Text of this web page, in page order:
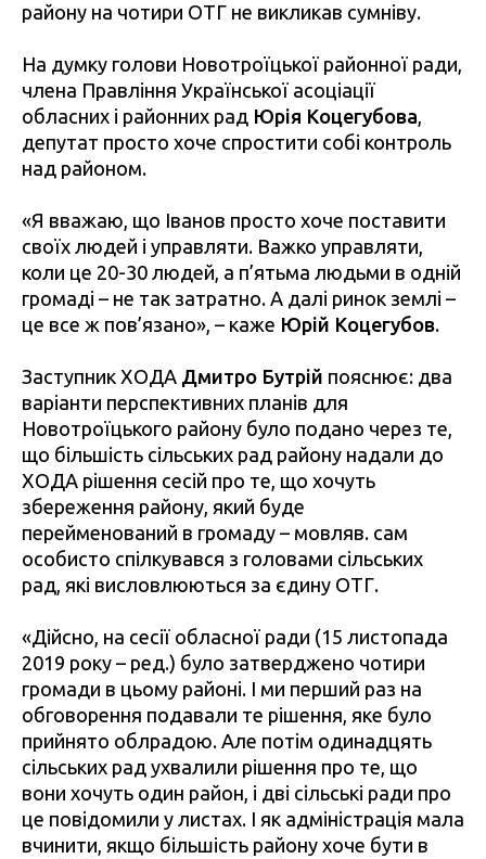
району на чотири ОТГ не викликав сумніву.
На думку голови Новотроїцької районної ради,
члена Правління Української асоціації
обласних і районних рад Юрія Коцегубова,
депутат просто хоче спростити собі контроль
над районом.
«Я вважаю, що Іванов просто хоче поставити
своїх людей і управляти. Важко управляти,
коли це 20-30 людей, а п’ятьма людьми в одній
громаді – не так затратно. А далі ринок землі –
це все ж пов’язано», – каже Юрій Коцегубов.
Заступник ХОДА Дмитро Бутрій пояснює: два
варіанти перспективних планів для
Новотроїцького району було подано через те,
що більшість сільських рад району надали до
ХОДА рішення сесій про те, що хочуть
збереження району, який буде
перейменований в громаду – мовляв. сам
особисто спілкувався з головами сільських
рад, які висловлюються за єдину ОТГ.
«Дійсно, на сесії обласної ради (15 листопада
2019 року – ред.) було затверджено чотири
громади в цьому районі. І ми перший раз на
обговорення подавали те рішення, яке було
прийнято облрадою. Але потім одинадцять
сільських рад ухвалили рішення про те, що
вони хочуть один район, і дві сільські ради про
це повідомили у листах. І як адміністрація мала
вчинити, якщо більшість району хоче бути в